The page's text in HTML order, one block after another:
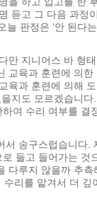
듣고 그 다음 과정
늘 판정은 ‘안 된다
만 지니어스 바 형
교육과 훈련에 의한
육과 훈련에 의해
지도 모르겠습니다
여 수리 여부를 결
서 송구스럽습니다.
들고 들어가는 것
다루지 않을까 추측
리를 맡겨서 더 깊